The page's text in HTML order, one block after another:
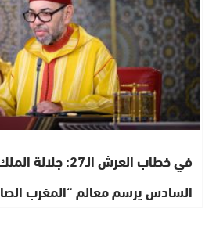
في خطاب العرش الـ27:
السادس يرسم معالم “المغرب